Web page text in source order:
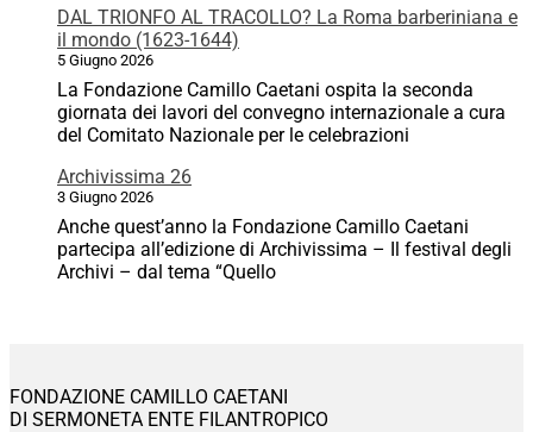
DAL TRIONFO AL TRACOLLO? La Roma barberiniana e
il mondo (1623-1644)
5 Giugno 2026
La Fondazione Camillo Caetani ospita la seconda
giornata dei lavori del convegno internazionale a cura
del Comitato Nazionale per le celebrazioni
Archivissima 26
3 Giugno 2026
Anche quest’anno la Fondazione Camillo Caetani
partecipa all’edizione di Archivissima – Il festival degli
Archivi – dal tema “Quello
FONDAZIONE CAMILLO CAETANI
DI SERMONETA ENTE FILANTROPICO